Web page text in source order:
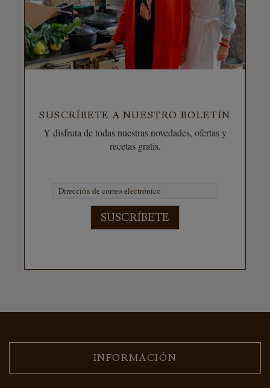
SUSCRÍBETE A NUESTRO BOLETÍN
Y disfruta de todas nuestras novedades, ofertas y
recetas gratis.
SUSCRÍBETE
INFORMACIÓN